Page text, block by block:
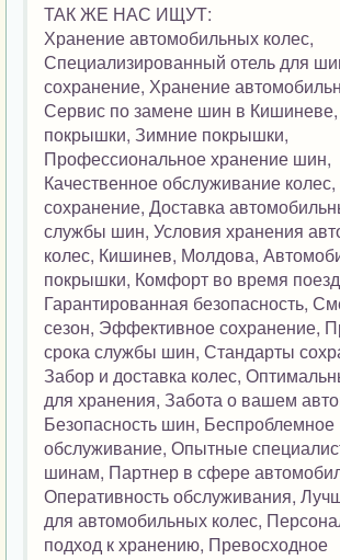
ТАК ЖЕ НАС ИЩУТ:
Хранение автомобильных колес,
Специализированный отель для
сохранение, Хранение
Сервис по замене шин в
покрышки, Зимние покрышки,
Профессиональное хранение шин,
Качественное обслуживание
сохранение, Доставка
службы шин, Условия хранения
колес, Кишинев, Молдова,
покрышки, Комфорт во время
Гарантированная безопасность,
сезон, Эффективное сохранение,
срока службы шин, Стандарты
Забор и доставка колес,
для хранения, Забота о вашем
Безопасность шин, Беспроблемное
обслуживание, Опытные
шинам, Партнер в сфере
Оперативность обслуживания,
для автомобильных колес,
подход к хранению, Превосходное